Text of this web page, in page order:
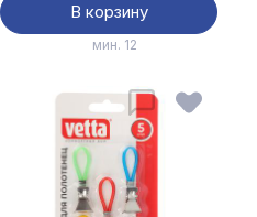
В корзину
мин. 12